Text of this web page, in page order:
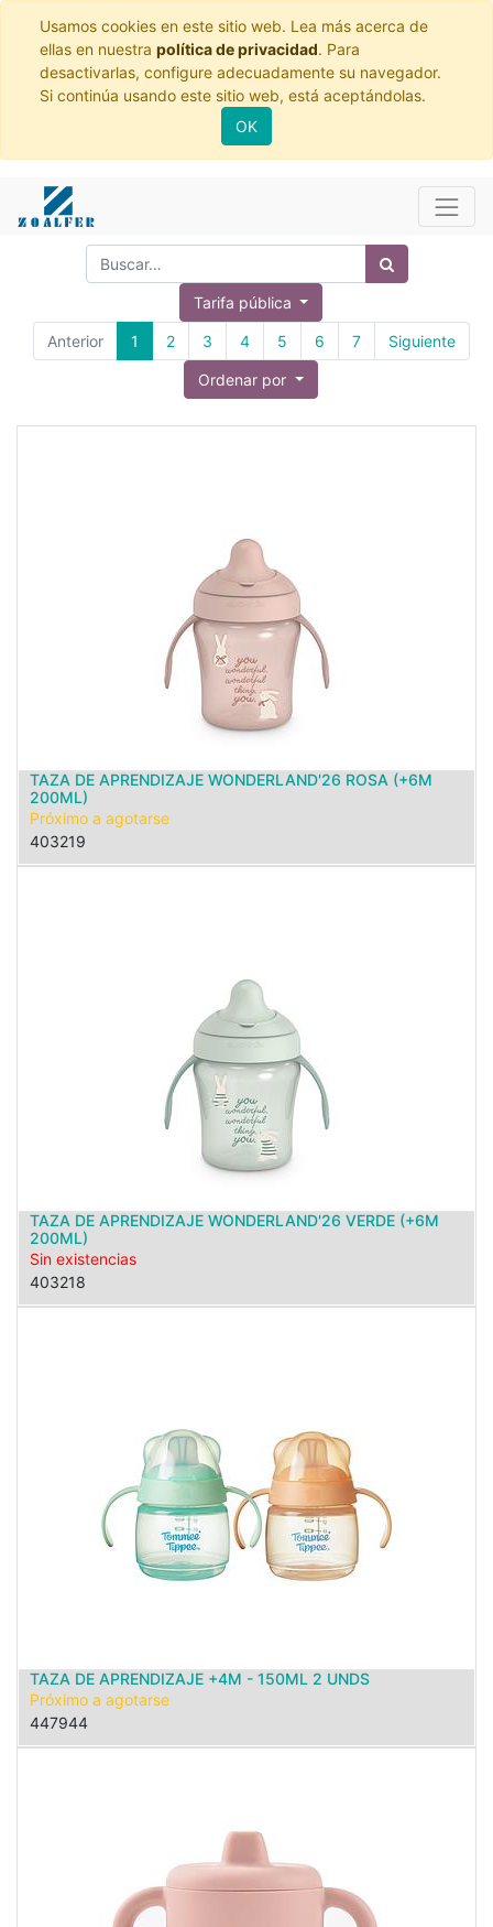
Usamos cookies en este sitio web. Lea más acerca de
ellas en nuestra política de privacidad. Para
desactivarlas, configure adecuadamente su navegador.
Si continúa usando este sitio web, está aceptándolas.
OK
Tarifa pública
Anterior 1 2 3 4 5 6 7 Siguiente
Ordenar por
TAZA DE APRENDIZAJE WONDERLAND'26 ROSA (+6M
200ML)
Próximo a agotarse
403219
TAZA DE APRENDIZAJE WONDERLAND'26 VERDE (+6M
200ML)
Sin existencias
403218
TAZA DE APRENDIZAJE +4M - 150ML 2 UNDS
Próximo a agotarse
447944